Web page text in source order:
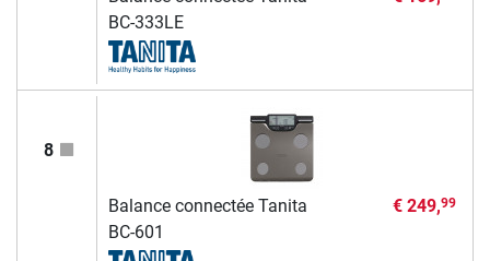
BC-333LE
8
Balance connectée Tanita
BC-601
€ 249,99